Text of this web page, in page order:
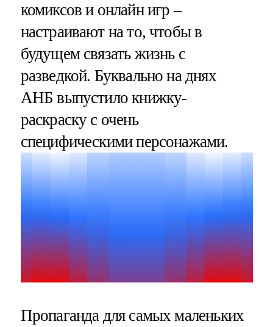
комиксов и онлайн игр –
настраивают на то, чтобы в
будущем связать жизнь с
разведкой. Буквально на днях
АНБ выпустило книжку-
раскраску с очень
специфическими персонажами.
Пропаганда для самых маленьких